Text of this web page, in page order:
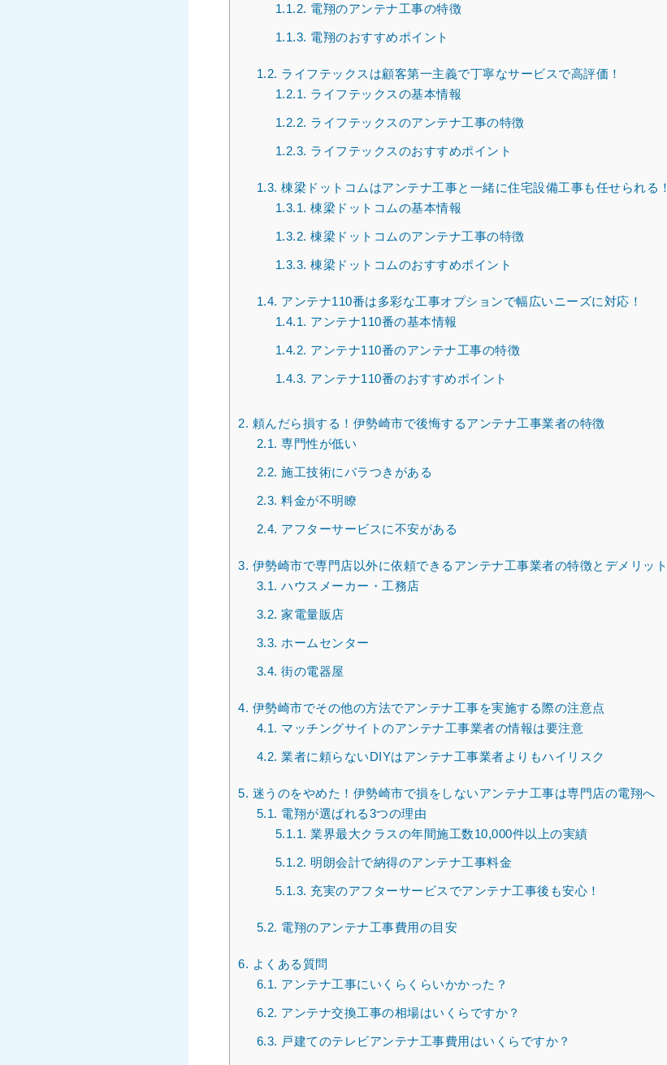
1.1.2. 電翔のアンテナ工事の特徴
1.1.3. 電翔のおすすめポイント
1.2. ライフテックスは顧客第一主義で丁寧なサービスで高評価！
1.2.1. ライフテックスの基本情報
1.2.2. ライフテックスのアンテナ工事の特徴
1.2.3. ライフテックスのおすすめポイント
1.3. 棟梁ドットコムはアンテナ工事と一緒に住宅設備工事も任せられる！
1.3.1. 棟梁ドットコムの基本情報
1.3.2. 棟梁ドットコムのアンテナ工事の特徴
1.3.3. 棟梁ドットコムのおすすめポイント
1.4. アンテナ110番は多彩な工事オプションで幅広いニーズに対応！
1.4.1. アンテナ110番の基本情報
1.4.2. アンテナ110番のアンテナ工事の特徴
1.4.3. アンテナ110番のおすすめポイント
2. 頼んだら損する！伊勢崎市で後悔するアンテナ工事業者の特徴
2.1. 専門性が低い
2.2. 施工技術にバラつきがある
2.3. 料金が不明瞭
2.4. アフターサービスに不安がある
3. 伊勢崎市で専門店以外に依頼できるアンテナ工事業者の特徴とデメリット
3.1. ハウスメーカー・工務店
3.2. 家電量販店
3.3. ホームセンター
3.4. 街の電器屋
4. 伊勢崎市でその他の方法でアンテナ工事を実施する際の注意点
4.1. マッチングサイトのアンテナ工事業者の情報は要注意
4.2. 業者に頼らないDIYはアンテナ工事業者よりもハイリスク
5. 迷うのをやめた！伊勢崎市で損をしないアンテナ工事は専門店の電翔へ
5.1. 電翔が選ばれる3つの理由
5.1.1. 業界最大クラスの年間施工数10,000件以上の実績
5.1.2. 明朗会計で納得のアンテナ工事料金
5.1.3. 充実のアフターサービスでアンテナ工事後も安心！
5.2. 電翔のアンテナ工事費用の目安
6. よくある質問
6.1. アンテナ工事にいくらくらいかかった？
6.2. アンテナ交換工事の相場はいくらですか？
6.3. 戸建てのテレビアンテナ工事費用はいくらですか？